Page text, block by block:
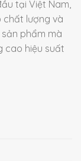
tại Việt Nam,
chất lượng và
phẩm mà
cao hiệu suất